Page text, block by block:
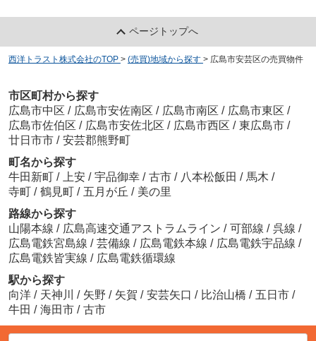
ページトップへ
西洋トラスト株式会社のTOP > (売買)地域から探す > 広島市安芸区の売買物件
市区町村から探す
広島市中区 / 広島市安佐南区 / 広島市南区 / 広島市東区 /
広島市佐伯区 / 広島市安佐北区 / 広島市西区 / 東広島市 /
廿日市市 / 安芸郡熊野町
町名から探す
牛田新町 / 上安 / 宇品御幸 / 古市 / 八本松飯田 / 馬木 /
寺町 / 鶴見町 / 五月が丘 / 美の里
路線から探す
山陽本線 / 広島高速交通アストラムライン / 可部線 / 呉線 /
広島電鉄宮島線 / 芸備線 / 広島電鉄本線 / 広島電鉄宇品線 /
広島電鉄皆実線 / 広島電鉄循環線
駅から探す
向洋 / 天神川 / 矢野 / 矢賀 / 安芸矢口 / 比治山橋 / 五日市 /
牛田 / 海田市 / 古市